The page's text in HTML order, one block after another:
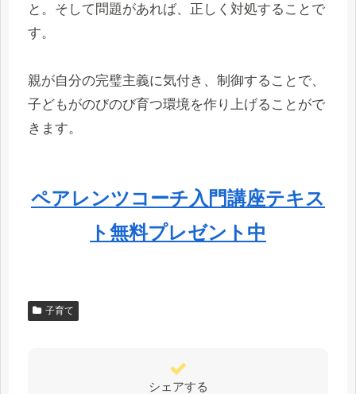
と。そして問題があれば、正しく対処することで
す。
親が自分の完璧主義に気付き、制御することで、
子どもがのびのび育つ環境を作り上げることがで
きます。
ペアレンツコーチ入門講座テキス
ト無料プレゼント中
子育て
シェアする